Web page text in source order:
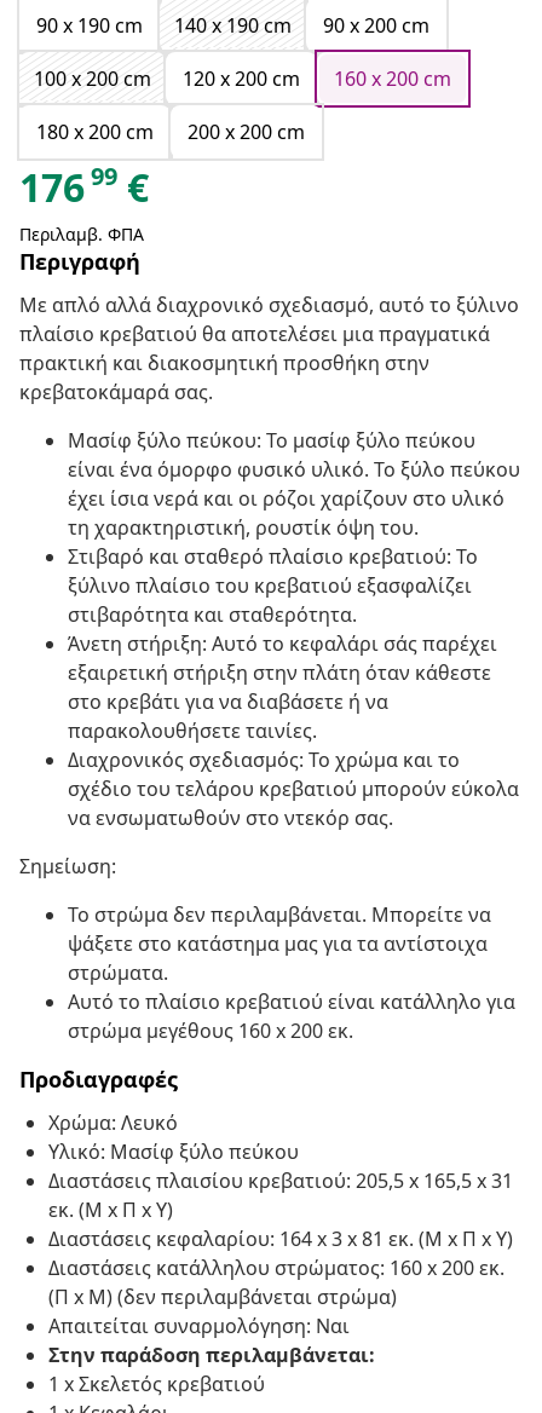
90 x 190 cm
140 x 190 cm
90 x 200 cm
100 x 200 cm
120 x 200 cm
160 x 200 cm
180 x 200 cm
200 x 200 cm
17699 €
Περιλαμβ. ΦΠΑ
Περιγραφή
Με απλό αλλά διαχρονικό σχεδιασμό, αυτό το ξύλινο
πλαίσιο κρεβατιού θα αποτελέσει μια πραγματικά
πρακτική και διακοσμητική προσθήκη στην
κρεβατοκάμαρά σας.
Μασίφ ξύλο πεύκου: Το μασίφ ξύλο πεύκου
είναι ένα όμορφο φυσικό υλικό. Το ξύλο πεύκου
έχει ίσια νερά και οι ρόζοι χαρίζουν στο υλικό
τη χαρακτηριστική, ρουστίκ όψη του.
Στιβαρό και σταθερό πλαίσιο κρεβατιού: Το
ξύλινο πλαίσιο του κρεβατιού εξασφαλίζει
στιβαρότητα και σταθερότητα.
Άνετη στήριξη: Αυτό το κεφαλάρι σάς παρέχει
εξαιρετική στήριξη στην πλάτη όταν κάθεστε
στο κρεβάτι για να διαβάσετε ή να
παρακολουθήσετε ταινίες.
Διαχρονικός σχεδιασμός: Το χρώμα και το
σχέδιο του τελάρου κρεβατιού μπορούν εύκολα
να ενσωματωθούν στο ντεκόρ σας.
Σημείωση:
Το στρώμα δεν περιλαμβάνεται. Μπορείτε να
ψάξετε στο κατάστημα μας για τα αντίστοιχα
στρώματα.
Αυτό το πλαίσιο κρεβατιού είναι κατάλληλο για
στρώμα μεγέθους 160 x 200 εκ.
Προδιαγραφές
Χρώμα: Λευκό
Υλικό: Μασίφ ξύλο πεύκου
Διαστάσεις πλαισίου κρεβατιού: 205,5 x 165,5 x 31
εκ. (Μ x Π x Υ)
Διαστάσεις κεφαλαρίου: 164 x 3 x 81 εκ. (Μ x Π x Υ)
Διαστάσεις κατάλληλου στρώματος: 160 x 200 εκ.
(Π x Μ) (δεν περιλαμβάνεται στρώμα)
Απαιτείται συναρμολόγηση: Ναι
Στην παράδοση περιλαμβάνεται:
1 x Σκελετός κρεβατιού